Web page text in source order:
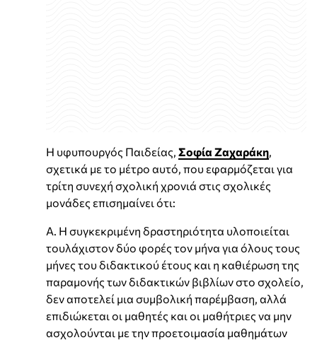
Η υφυπουργός Παιδείας, Σοφία Ζαχαράκη
σχετικά με το μέτρο αυτό, που εφαρμόζεται για
τρίτη συνεχή σχολική χρονιά στις σχολικές
μονάδες επισημαίνει ότι:
Α. Η συγκεκριμένη δραστηριότητα υλοποιείται
τουλάχιστον δύο φορές τον μήνα για όλους τους
μήνες του διδακτικού έτους και η καθιέρωση της
παραμονής των διδακτικών βιβλίων στο σχολείο,
δεν αποτελεί μια συμβολική παρέμβαση, αλλά
επιδιώκεται οι μαθητές και οι μαθήτριες να μην
ασχολούνται με την προετοιμασία μαθημάτων